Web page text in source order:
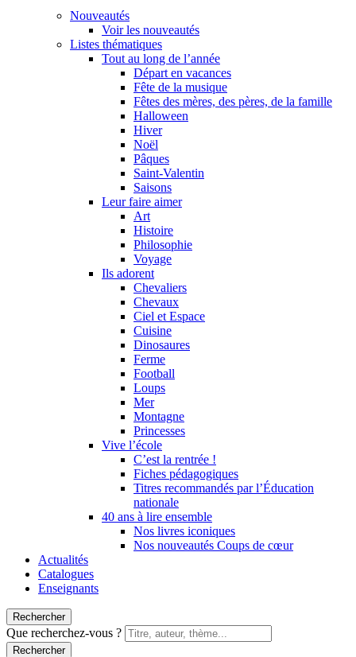
Nouveautés
Voir les nouveautés
Listes thématiques
Tout au long de l’année
Départ en vacances
Fête de la musique
Fêtes des mères, des pères, de la famille
Halloween
Hiver
Noël
Pâques
Saint-Valentin
Saisons
Leur faire aimer
Art
Histoire
Philosophie
Voyage
Ils adorent
Chevaliers
Chevaux
Ciel et Espace
Cuisine
Dinosaures
Ferme
Football
Loups
Mer
Montagne
Princesses
Vive l’école
C’est la rentrée !
Fiches pédagogiques
Titres recommandés par l’Éducation
nationale
40 ans à lire ensemble
Nos livres iconiques
Nos nouveautés Coups de cœur
Actualités
Catalogues
Enseignants
Rechercher
Que recherchez-vous ?
Rechercher